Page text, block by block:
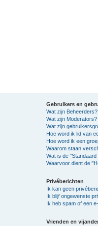
Gebruikers en
Wat zijn Beheerders?
Wat zijn Moderators?
Wat zijn
Hoe word ik lid van
Hoe word ik een
Waarom staan
Wat is de
Waarvoor dient de
Privéberichten
Ik kan geen
Ik blijf ongewenste
Ik heb spam of een
Vrienden en